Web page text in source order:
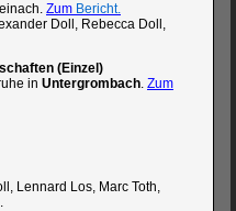
Zum Bericht.
Doll, Rebecca Doll,
(Einzel)
in Untergrombach. Zum
Lennard Los, Marc Toth,